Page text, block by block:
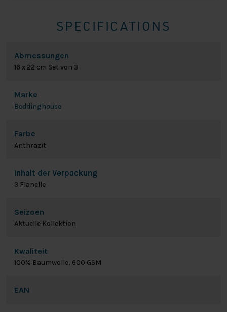
SPECIFICATIONS
Abmessungen
16 x 22 cm Set von 3
Marke
Beddinghouse
Farbe
Anthrazit
Inhalt der Verpackung
3 Flanelle
Seizoen
Aktuelle Kollektion
Kwaliteit
100% Baumwolle, 600 GSM
EAN